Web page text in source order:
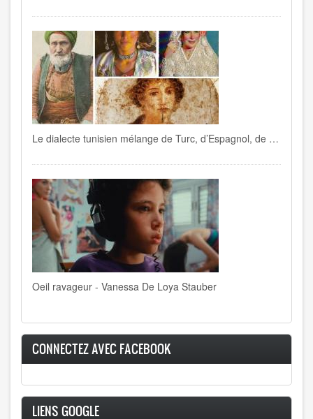
Le dialecte tunisien mélange de Turc, d’Espagnol, de Français , de Berbère, d’Italien…
Oeil ravageur - Vanessa De Loya Stauber
CONNECTEZ AVEC FACEBOOK
LIENS GOOGLE